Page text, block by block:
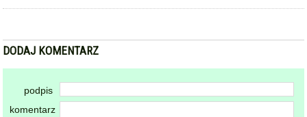
DODAJ KOMENTARZ
podpis
komentarz